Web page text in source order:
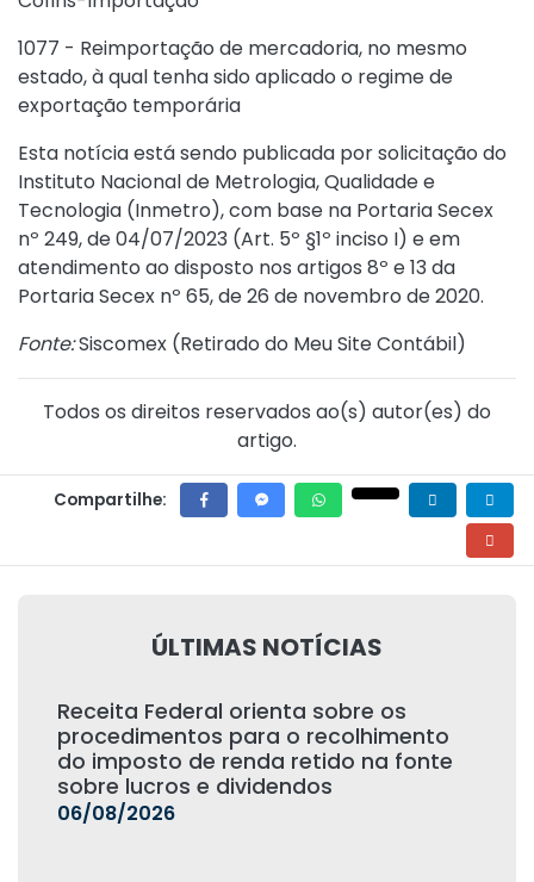
1077 - Reimportação de mercadoria, no mesmo
estado, à qual tenha sido aplicado o regime de
exportação temporária
Esta notícia está sendo publicada por solicitação do
Instituto Nacional de Metrologia, Qualidade e
Tecnologia (Inmetro), com base na Portaria Secex
nº 249, de 04/07/2023 (Art. 5º §1º inciso I) e em
atendimento ao disposto nos artigos 8º e 13 da
Portaria Secex nº 65, de 26 de novembro de 2020.
Fonte:Siscomex (Retirado do Meu Site Contábil)
Todos os direitos reservados ao(s) autor(es) do
artigo.
Compartilhe:
ÚLTIMAS NOTÍCIAS
Receita Federal orienta sobre os
procedimentos para o recolhimento
do imposto de renda retido na fonte
sobre lucros e dividendos
06/08/2026